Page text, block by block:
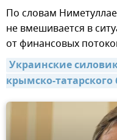
По словам
не вмешивается в
от финансовых
Украинские
крымско-татарского